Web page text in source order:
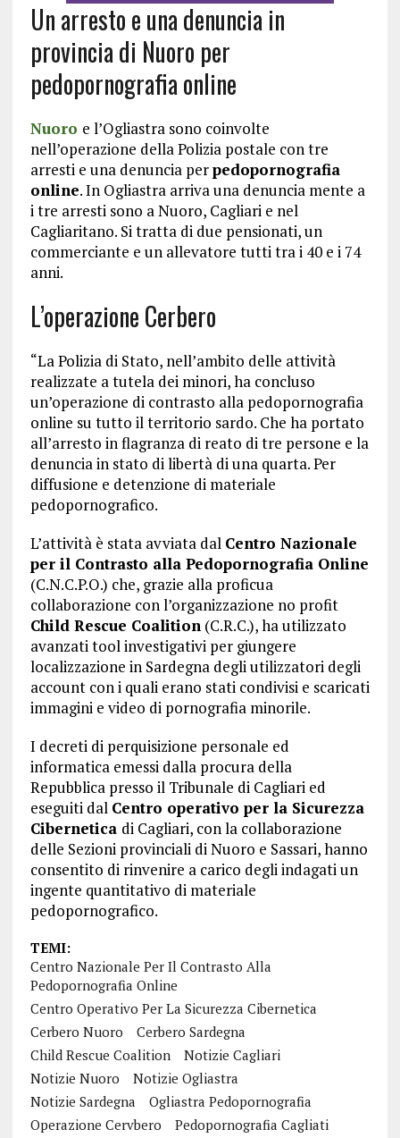
Un arresto e una denuncia in
provincia di Nuoro per
pedopornografia online
Nuoro e l’Ogliastra sono coinvolte
nell’operazione della Polizia postale con tre
arresti e una denuncia perpedopornografia
online. In Ogliastra arriva una denuncia mente a
i tre arresti sono a Nuoro, Cagliari e nel
Cagliaritano. Si tratta di due pensionati, un
commerciante e un allevatore tutti tra i 40 e i 74
anni.
L’operazione Cerbero
“La Polizia di Stato, nell’ambito delle attività
realizzate a tutela dei minori, ha concluso
un’operazione di contrasto alla pedopornografia
online su tutto il territorio sardo. Che ha portato
all’arresto in flagranza di reato di tre persone e la
denuncia in stato di libertà di una quarta. Per
diffusione e detenzione di materiale
pedopornografico.
L’attività è stata avviata dal Centro Nazionale
per il Contrasto alla Pedopornografia Online
(C.N.C.P.O.) che, grazie alla proficua
collaborazione con l’organizzazione no profit
Child Rescue Coalition(C.R.C.), ha utilizzato
avanzati tool investigativi per giungere
localizzazione in Sardegna degli utilizzatori degli
account con i quali erano stati condivisi e scaricati
immagini e video di pornografia minorile.
I decreti di perquisizione personale ed
informatica emessi dalla procura della
Repubblica presso il Tribunale di Cagliari ed
eseguiti dal Centro operativo per la Sicurezza
Cibernetica di Cagliari, con la collaborazione
delle Sezioni provinciali di Nuoro e Sassari, hanno
consentito di rinvenire a carico degli indagati un
ingente quantitativo di materiale
pedopornografico.
TEMI:
Centro Nazionale Per Il Contrasto Alla
Pedopornografia Online
Centro Operativo Per La Sicurezza Cibernetica
Cerbero Nuoro
Cerbero Sardegna
Child Rescue Coalition
Notizie Cagliari
Notizie Nuoro
Notizie Ogliastra
Notizie Sardegna
Ogliastra Pedopornografia
Operazione Cervbero
Pedopornografia Cagliati